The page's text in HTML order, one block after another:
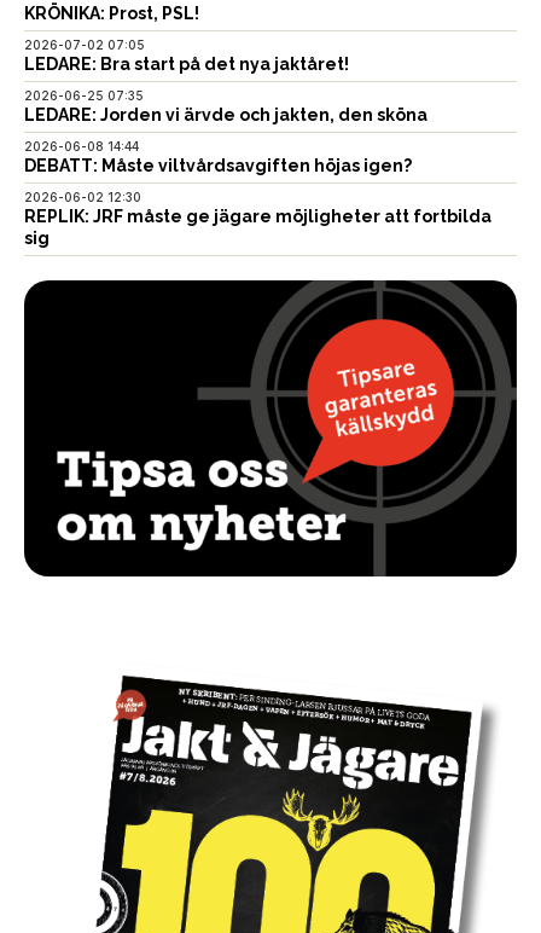
KRÖNIKA: Prost, PSL!
2026-07-02 07:05
LEDARE: Bra start på det nya jaktåret!
2026-06-25 07:35
LEDARE: Jorden vi ärvde och jakten, den sköna
2026-06-08 14:44
DEBATT: Måste viltvårdsavgiften höjas igen?
2026-06-02 12:30
REPLIK: JRF måste ge jägare möjligheter att fortbilda
sig